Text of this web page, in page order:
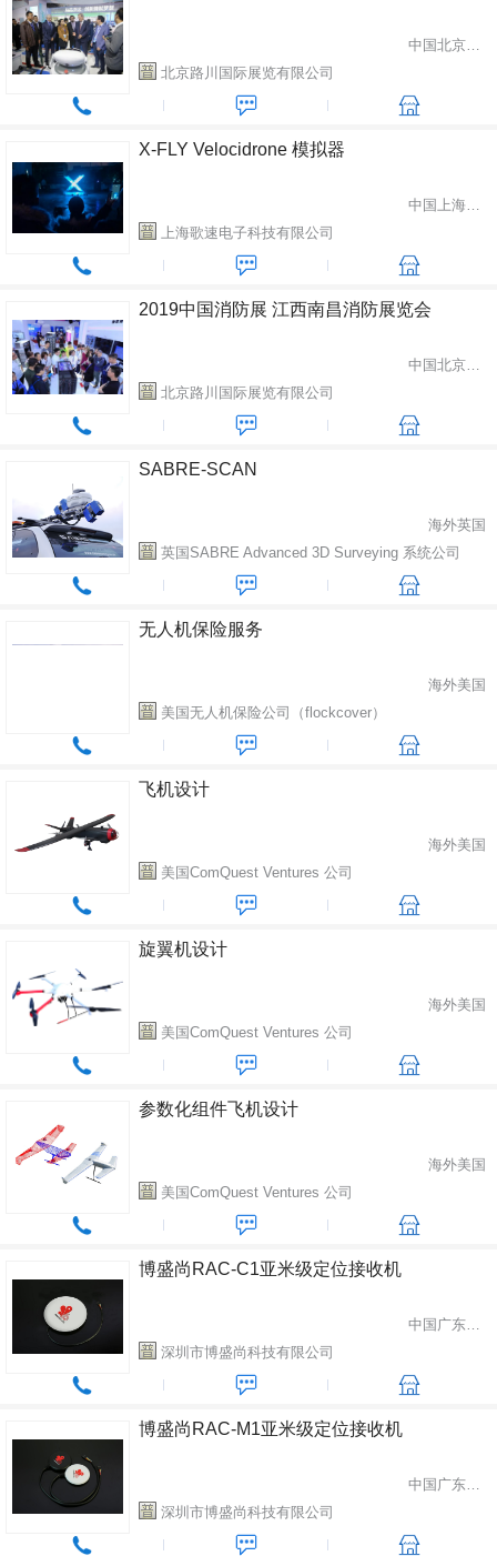
中国北京市朝阳区
北京路川国际展览有限公司
X-FLY Velocidrone 模拟器
中国上海市闵行区
上海歌速电子科技有限公司
2019中国消防展 江西南昌消防展览会
中国北京市朝阳区
北京路川国际展览有限公司
SABRE-SCAN
海外英国
英国SABRE Advanced 3D Surveying 系统公司
无人机保险服务
海外美国
美国无人机保险公司（flockcover）
飞机设计
海外美国
美国ComQuest Ventures 公司
旋翼机设计
海外美国
美国ComQuest Ventures 公司
参数化组件飞机设计
海外美国
美国ComQuest Ventures 公司
博盛尚RAC-C1亚米级定位接收机
中国广东省深圳市
深圳市博盛尚科技有限公司
博盛尚RAC-M1亚米级定位接收机
中国广东省深圳市
深圳市博盛尚科技有限公司